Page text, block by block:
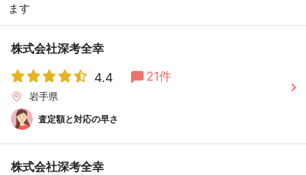
ます
株式会社深考全幸
4.4 21件
岩手県
査定額と対応の早さ
株式会社深考全幸